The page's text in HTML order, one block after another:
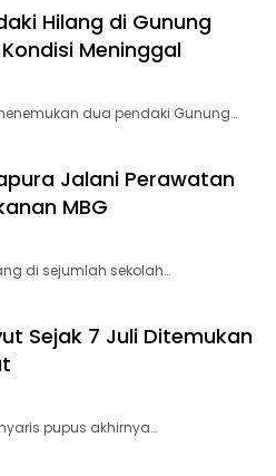
Hilang di Gunung
Meninggal
dua pendaki Gunung…
Jalani Perawatan
MBG
di sejumlah sekolah…
Sejak 7 Juli Ditemukan
pupus akhirnya…